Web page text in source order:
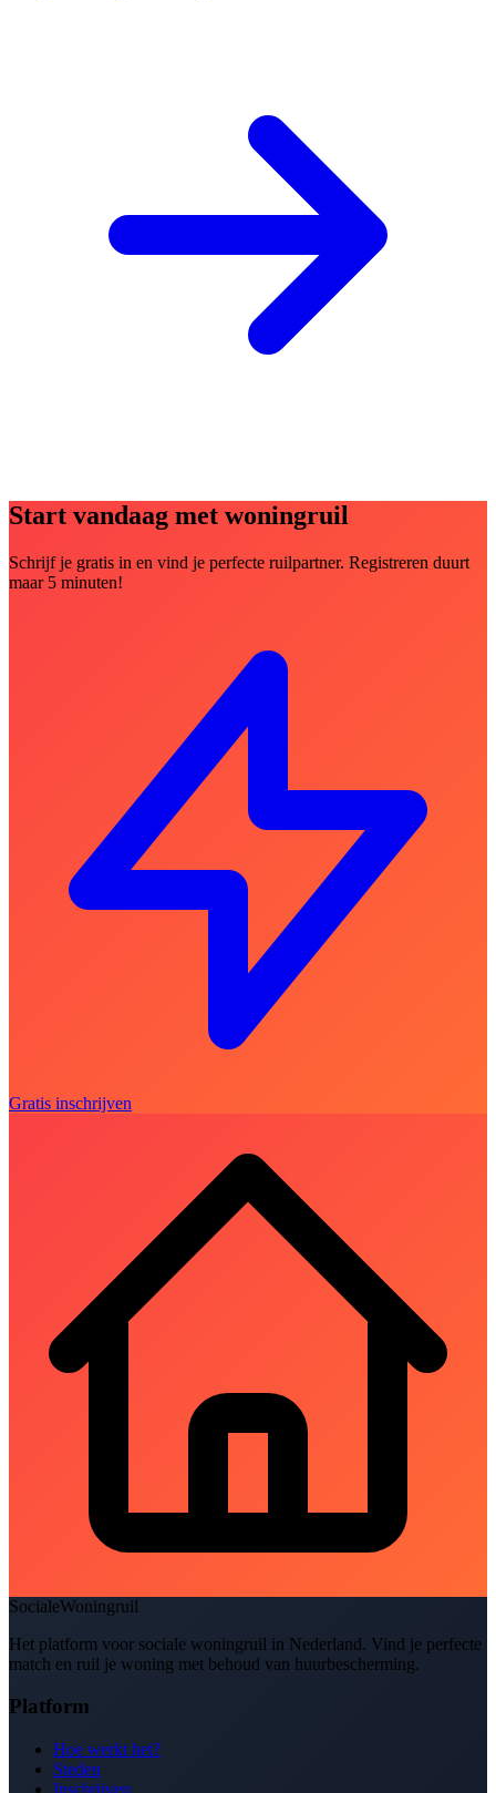
Start vandaag met woningruil
Schrijf je gratis in en vind je perfecte ruilpartner. Registreren duurt
maar 5 minuten!
Gratis inschrijven
SocialeWoningruil
Het platform voor sociale woningruil in Nederland. Vind je perfecte
match en ruil je woning met behoud van huurbescherming.
Platform
Hoe werkt het?
Steden
Inschrijven